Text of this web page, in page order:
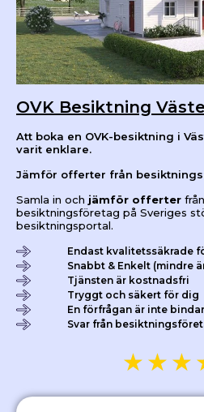
OVK Besiktning
Att boka en OVK-besiktning i
varit enklare.
Jämför offerter från
Samla in och jämför offerter från
besiktningsföretag på Sveriges
besiktningsportal.
Endast kvalitetssäkrade
Snabbt & Enkelt (mindre
Tjänsten är kostnadsfri
Tryggt och säkert för dig
En förfrågan är inte
Svar från
★ ★ ★